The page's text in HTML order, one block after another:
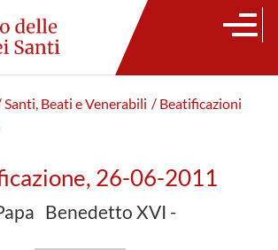
Santi, Beati e Venerabili / Beatificazioni
26-06-2011
Benedetto XVI -